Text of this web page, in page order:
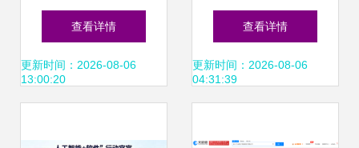
与软件开发 赋能未
来的引擎
查看详情
更新时间：2026-08-06
13:00:20
蓝皮书 以人工智能
开启因材施教新纪
查看详情
更新时间：2026-08-06
04:31:39